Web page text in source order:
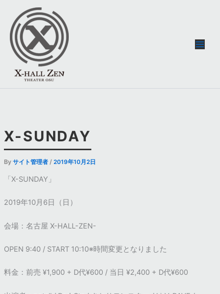
X-SUNDAY
By サイト管理者 / 2019年10月2日
「X-SUNDAY 」
2019年10月 6 日（日）
会場：名古屋 X-HALL-ZEN-
OPEN 9:40 / START 10:10※時間変更となりました
料金：前売 ¥1,900 + D代¥600 / 当日 ¥2,400 + D代¥600